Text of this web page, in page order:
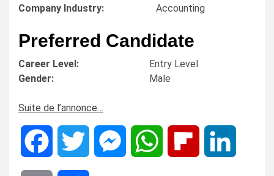
Company Industry:
Accounting
Preferred Candidate
Career Level:
Entry Level
Gender:
Male
Suite de l’annonce…
Facebook Twitter MessengerWhatsApp Flipboard